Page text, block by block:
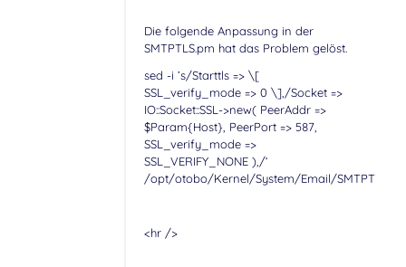
Die folgende Anpassung in der
SMTPTLS.pm hat das Problem gelöst.
sed -i ’s/Starttls => \[
SSL_verify_mode => 0 \],/Socket =>
IO::Socket::SSL->new( PeerAddr =>
$Param{Host}, PeerPort => 587,
SSL_verify_mode =>
SSL_VERIFY_NONE ),/‘
/opt/otobo/Kernel/System/Email/
<hr />